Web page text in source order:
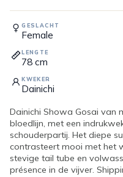
GESLACHT
Female
LENGTE
78 cm
KWEKER
Dainichi
Dainichi Showa Gosai van
bloedlijn, met een
schouderpartij. Het diepe
contrasteert mooi met het
stevige tail tube en
présence in de vijver.